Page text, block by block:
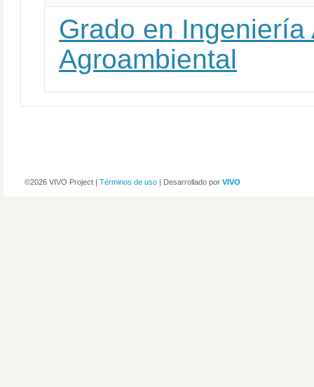
Grado en
Agroambiental
©2026 VIVO Project | Términos de uso | Desarrollado por VIVO